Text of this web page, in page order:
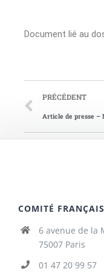
Document lié au
PRÉCÉDENT
Article de presse –
COMITÉ
6 avenue de la
75007 Paris
01 47 20 99 57